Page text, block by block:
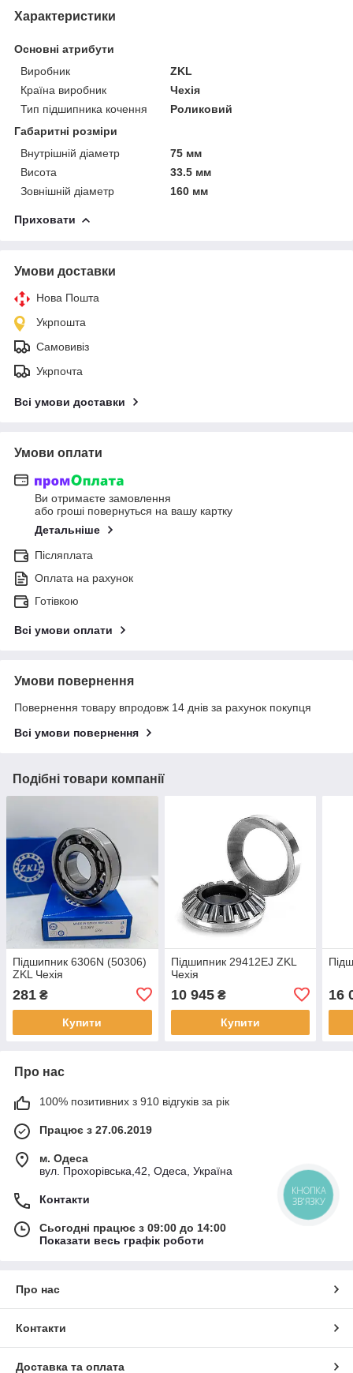
Характеристики
Основні атрибути
Виробник
ZKL
Країна виробник
Чехія
Тип підшипника кочення
Роликовий
Габаритні розміри
Внутрішній діаметр
75 мм
Висота
33.5 мм
Зовнішній діаметр
160 мм
Приховати
Умови доставки
Нова Пошта
Укрпошта
Самовивіз
Укрпочта
Всі умови доставки
Умови оплати
Ви отримаєте замовлення
або гроші повернуться на вашу картку
Детальніше
Післяплата
Оплата на рахунок
Готівкою
Всі умови оплати
Умови повернення
Повернення товару впродовж 14 днів за рахунок покупця
Всі умови повернення
Подібні товари компанії
Підшипник 6306N (50306)
ZKL Чехія
281 ₴
Купити
Підшипник 29412EJ ZKL
Чехія
10 945₴
Купити
16
Про нас
100% позитивних з 910 відгуків за рік
Працює з 27.06.2019
м. Одеса
вул. Прохорівська,42, Одеса, Україна
Контакти
Сьогодні працює з 09:00 до 14:00
Показати весь графік роботи
Про нас
Контакти
Доставка та оплата
КНОПКА
ЗВ'ЯЗКУ